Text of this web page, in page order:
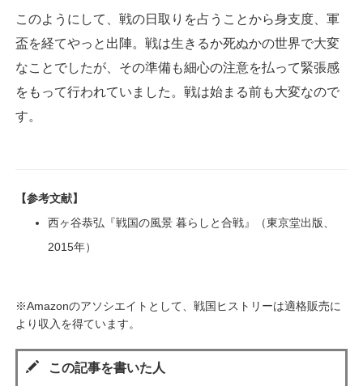
このようにして、戦の日取りを占うことから身支度、軍
盃を経てやっと出陣。戦は生きるか死ぬかの世界で大変
なことでしたが、その準備も細心の注意を払って緊張感
をもって行われていました。戦は始まる前も大変なので
す。
【参考文献】
西ヶ谷恭弘『戦国の風景 暮らしと合戦』（東京堂出版、
2015年）
※Amazonのアソシエイトとして、戦国ヒストリーは適格販売に
より収入を得ています。
この記事を書いた人